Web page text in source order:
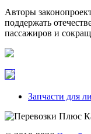
Авторы
поддержать
пассажиров и
Запчасти для